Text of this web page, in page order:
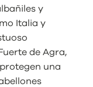
y
Italia y
de Agra,
una